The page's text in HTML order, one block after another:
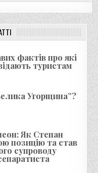
фактів про які
туристам
Угорщина”?
Як Степан
позицію та став
супроводу